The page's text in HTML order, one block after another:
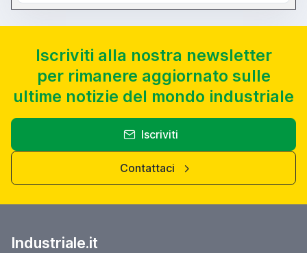
Iscriviti alla nostra newsletter
per rimanere aggiornato sulle
ultime notizie del mondo industriale
Iscriviti
Contattaci
Industriale.it